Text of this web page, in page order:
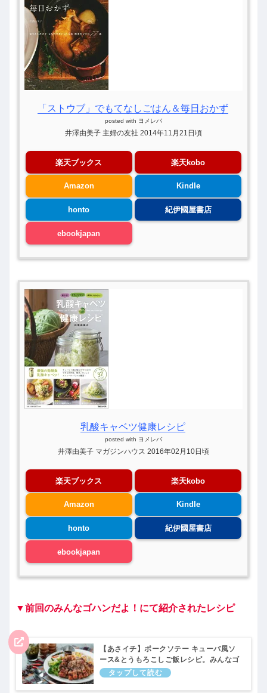
「ストウブ」でもてなしごはん＆毎日おかず
posted with ヨメレバ
井澤由美子 主婦の友社 2014年11月21日頃
楽天ブックス 楽天kobo
Amazon Kindle
honto 紀伊國屋書店
ebookjapan
乳酸キャベツ健康レシピ
posted with ヨメレバ
井澤由美子 マガジンハウス 2016年02月10日頃
楽天ブックス 楽天kobo
Amazon Kindle
honto 紀伊國屋書店
ebookjapan
▼前回のみんなゴハンだよ！にて紹介されたレシピ
【あさイチ】ポークソテー キューバ風ソ
ース&とうもろこしご飯レシピ。みんなゴ
ハンだよ｜7月18日